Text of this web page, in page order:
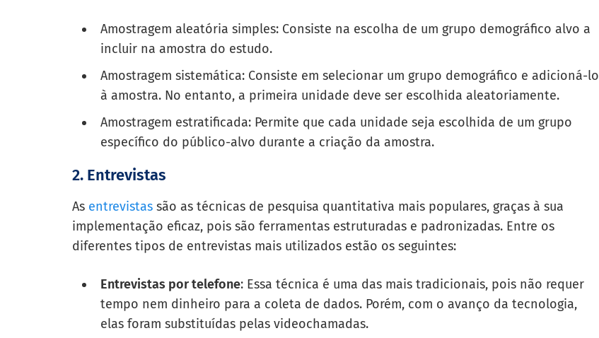
Amostragem aleatória simples: Consiste na escolha de um grupo demográfico alvo a
incluir na amostra do estudo.
Amostragem sistemática: Consiste em selecionar um grupo demográfico e adicioná-lo
à amostra. No entanto, a primeira unidade deve ser escolhida aleatoriamente.
Amostragem estratificada: Permite que cada unidade seja escolhida de um grupo
específico do público-alvo durante a criação da amostra.
2. Entrevistas
As entrevistas são as técnicas de pesquisa quantitativa mais populares, graças à sua
implementação eficaz, pois são ferramentas estruturadas e padronizadas. Entre os
diferentes tipos de entrevistas mais utilizados estão os seguintes:
Entrevistas por telefone: Essa técnica é uma das mais tradicionais, pois não requer
tempo nem dinheiro para a coleta de dados. Porém, com o avanço da tecnologia,
elas foram substituídas pelas videochamadas.